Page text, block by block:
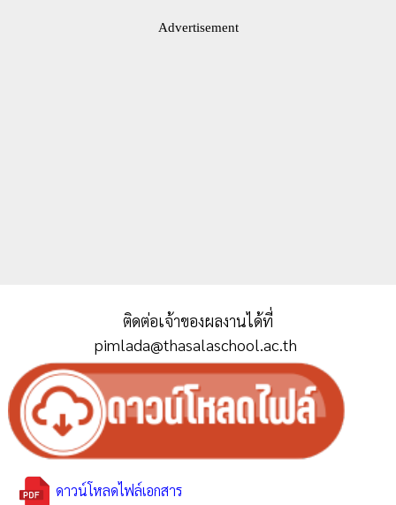
Advertisement
ติดต่อเจ้าของผลงานได้ที่
pimlada@thasalaschool.ac.th
ดาวน์โหลดไฟล์เอกสาร